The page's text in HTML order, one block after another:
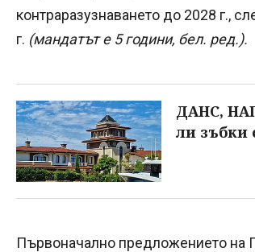
контраразузнаването до 2028 г.,
г. (мандатът е 5 години, бел. ред.).
ДАНС,
ли зъбки
Първоначално предложението на